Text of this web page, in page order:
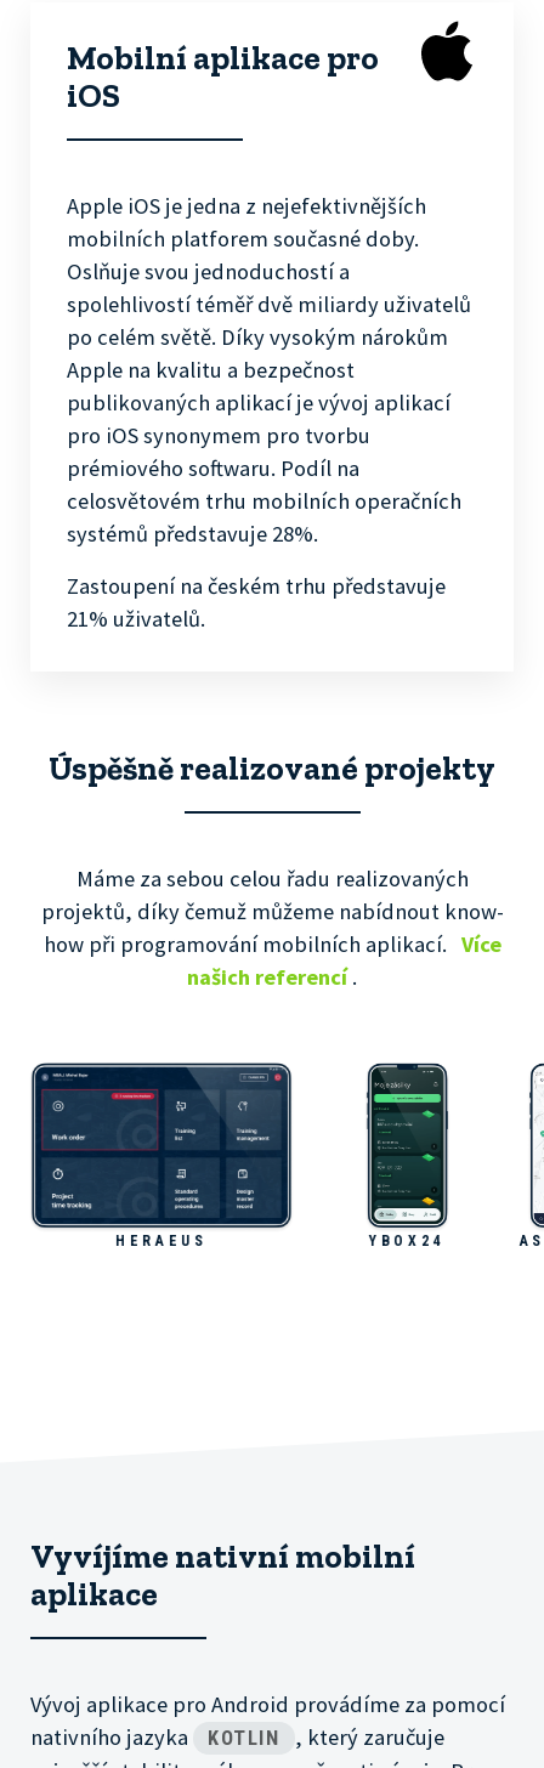
Mobilní aplikace pro
iOS
Apple iOS je jedna z nejefektivnějších
mobilních platforem současné doby.
Oslňuje svou jednoduchostí a
spolehlivostí téměř dvě miliardy uživatelů
po celém světě. Díky vysokým nárokům
Apple na kvalitu a bezpečnost
publikovaných aplikací je vývoj aplikací
pro iOS synonymem pro tvorbu
prémiového softwaru. Podíl na
celosvětovém trhu mobilních operačních
systémů představuje 28%.
Zastoupení na českém trhu představuje
21% uživatelů.
Úspěšně realizované projekty
Máme za sebou celou řadu realizovaných
projektů, díky čemuž můžeme nabídnout know-
how při programování mobilních aplikací. Více
našich referencí.
HERAEUS YBOX24
Vyvíjíme nativní mobilní
aplikace
Vývoj aplikace pro Android provádíme za pomocí
nativního jazyka
KOTLIN
, který zaručuje